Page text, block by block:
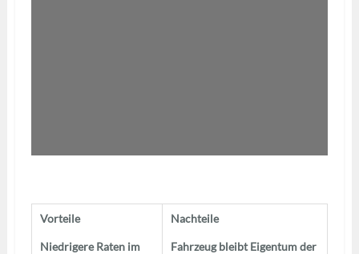
Vorteile Nachteile
Niedrigere Raten im
Fahrzeug bleibt Eigentum der